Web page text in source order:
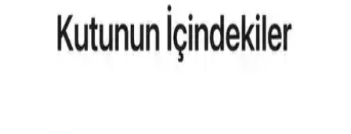
tasarım ve fonksiyonellik açısından bilgiler içerir.
Reeder P13 Blue Max 2022 ve Lite 2022
Modellerinin Karşılaştırması ve Özellikleri